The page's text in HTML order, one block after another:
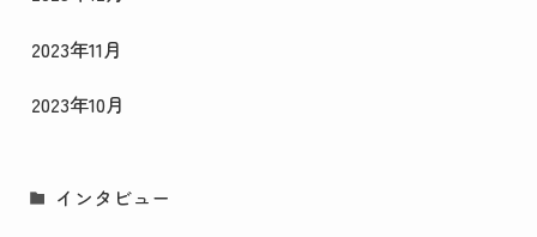
2023年11月
2023年10月
インタビュー